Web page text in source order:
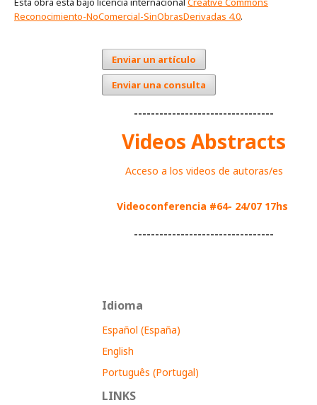
Reconocimiento-NoComercial-SinObrasDerivadas 4.0.
Enviar un artículo
Enviar una consulta
---------------------------------
Videos Abstracts
Acceso a los videos de autoras/es
Videoconferencia #64- 24/07 17hs
---------------------------------
Idioma
Español (España)
English
Português (Portugal)
LINKS